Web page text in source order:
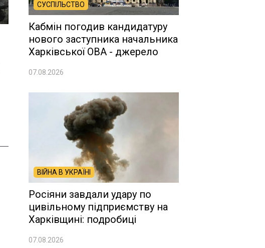
СУСПІЛЬСТВО
Кабмін погодив кандидатуру
нового заступника начальника
Харківської ОВА - джерело
07.08.2026
ВІЙНА В УКРАЇНІ
Росіяни завдали удару по
цивільному підприємству на
Харківщині: подробиці
07.08.2026